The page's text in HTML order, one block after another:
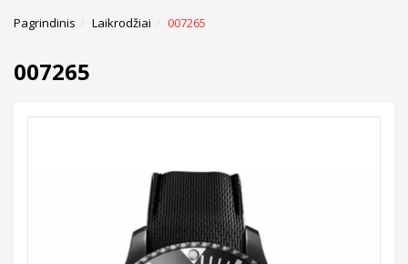
Pagrindinis Laikrodžiai 007265
007265